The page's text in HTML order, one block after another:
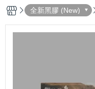
全新黑膠 (New)